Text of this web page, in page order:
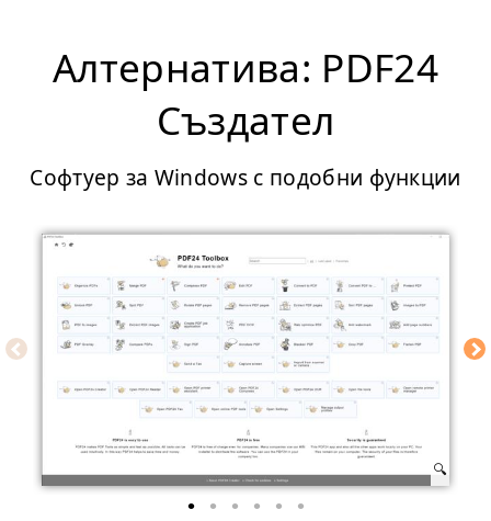
Алтернатива: PDF24
Създател
Софтуер за Windows с подобни функции